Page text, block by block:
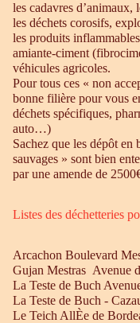
les cadavres d’animaux,
les déchets corosifs,
les produits
amiante-ciment
véhicules agricoles.
Pour tous ces « non
bonne filière pour vous
déchets spécifiques,
auto…)
Sachez que les dépôt
sauvages » sont bien
par une amende de
Listes des déchetteries
Arcachon Boulevard
Gujan Mestras Avenue
La Teste de Buch
La Teste de Buch -
Le Teich AllÈe de